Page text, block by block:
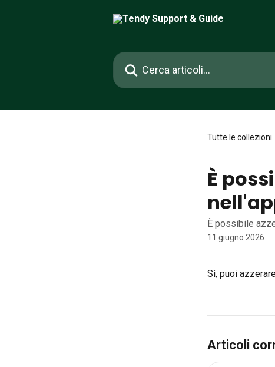
Cerca articoli…
Tutte le collezioni
È
È possibile
11 giugno 2026
Sì, puoi
Articoli